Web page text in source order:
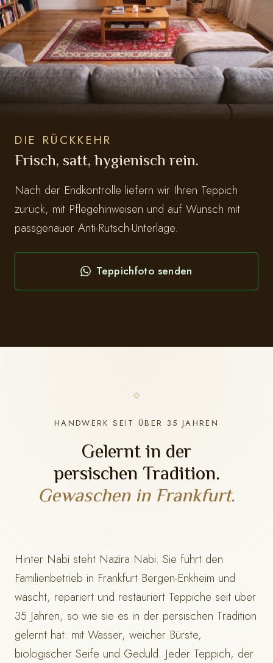
DIE RÜCKKEHR
Frisch, satt, hygienisch rein.
Nach der Endkontrolle liefern wir Ihren Teppich
zurück, mit Pflegehinweisen und auf Wunsch mit
passgenauer Anti-Rutsch-Unterlage.
Teppichfoto senden
HANDWERK SEIT ÜBER 35 JAHREN
Gelernt in der
persischen Tradition.
Gewaschen in Frankfurt.
Hinter Nabi steht Nazira Nabi. Sie führt den
Familienbetrieb in Frankfurt Bergen-Enkheim und
wäscht, repariert und restauriert Teppiche seit über
35 Jahren, so wie sie es in der persischen Tradition
gelernt hat: mit Wasser, weicher Bürste,
biologischer Seife und Geduld. Jeder Teppich, der